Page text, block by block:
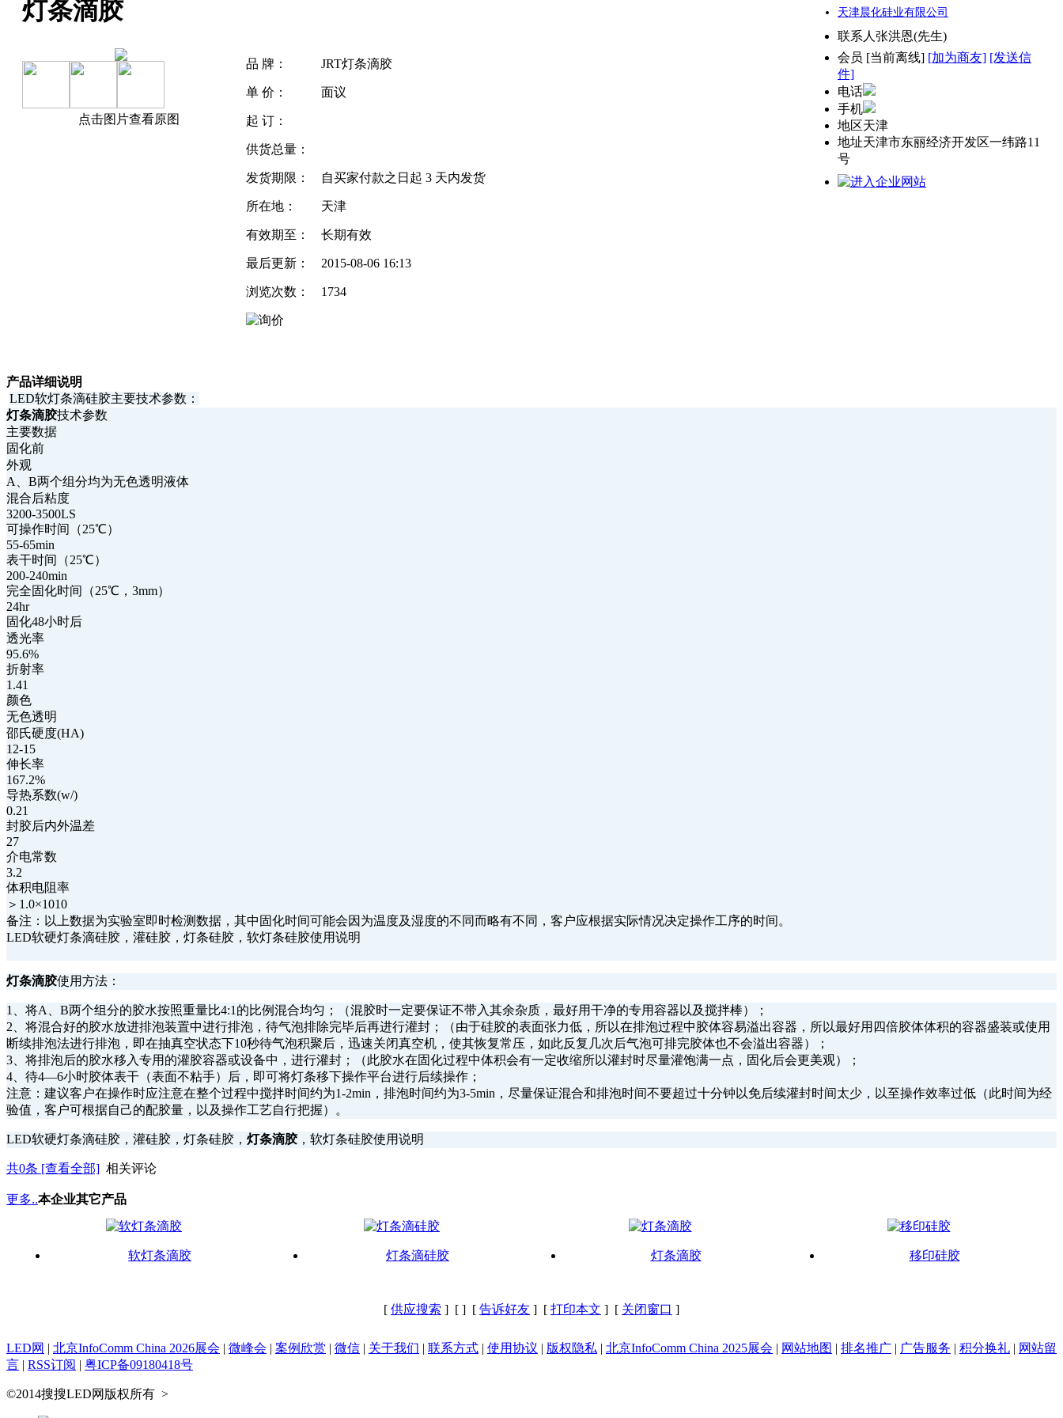
灯条滴胶
点击图片查看原图
品 牌： JRT灯条滴胶
单 价： 面议
起 订：
供货总量：
发货期限： 自买家付款之日起 3 天内发货
所在地： 天津
有效期至： 长期有效
最后更新： 2015-08-06 16:13
浏览次数： 1734
天津晨化硅业有限公司
联系人张洪恩(先生)
会员 [当前离线] [加为商友] [发送信
件]
电话
手机
地区天津
地址天津市东丽经济开发区一纬路11
号
产品详细说明
LED软灯条滴硅胶主要技术参数：
灯条滴胶技术参数
主要数据
固化前
外观
A、B两个组分均为无色透明液体
混合后粘度
3200-3500LS
可操作时间（25℃）
55-65min
表干时间（25℃）
200-240min
完全固化时间（25℃，3mm）
24hr
固化48小时后
透光率
95.6%
折射率
1.41
颜色
无色透明
邵氏硬度(HA)
12-15
伸长率
167.2%
导热系数(w/)
0.21
封胶后内外温差
27
介电常数
3.2
体积电阻率
＞1.0×1010
备注：以上数据为实验室即时检测数据，其中固化时间可能会因为温度及湿度的不同而略有不同，客户应根据实际情况决定操作工序的时间。
LED软硬灯条滴硅胶，灌硅胶，灯条硅胶，软灯条硅胶使用说明
灯条滴胶使用方法：
1、将A、B两个组分的胶水按照重量比4:1的比例混合均匀；（混胶时一定要保证不带入其余杂质，最好用干净的专用容器以及搅拌棒）；
2、将混合好的胶水放进排泡装置中进行排泡，待气泡排除完毕后再进行灌封；（由于硅胶的表面张力低，所以在排泡过程中胶体容易溢出容器，所以最好用四倍胶体体积的容器盛装或使用
断续排泡法进行排泡，即在抽真空状态下10秒待气泡积聚后，迅速关闭真空机，使其恢复常压，如此反复几次后气泡可排完胶体也不会溢出容器）；
3、将排泡后的胶水移入专用的灌胶容器或设备中，进行灌封；（此胶水在固化过程中体积会有一定收缩所以灌封时尽量灌饱满一点，固化后会更美观）；
4、待4—6小时胶体表干（表面不粘手）后，即可将灯条移下操作平台进行后续操作；
注意：建议客户在操作时应注意在整个过程中搅拌时间约为1-2min，排泡时间约为3-5min，尽量保证混合和排泡时间不要超过十分钟以免后续灌封时间太少，以至操作效率过低（此时间为经
验值，客户可根据自己的配胶量，以及操作工艺自行把握）。
LED软硬灯条滴硅胶，灌硅胶，灯条硅胶， 灯条滴胶 ，软灯条硅胶使用说明
共0条 [查看全部] 相关评论
更多..本企业其它产品
软灯条滴胶 灯条滴硅胶 灯条滴胶 移印硅胶
[ 供应搜索 ] [ ] [ 告诉好友 ] [ 打印本文 ] [ 关闭窗口 ]
LED网 北京InfoComm China 2026展会 微峰会 案例欣赏 微信 关于我们 联系方式 使用协议 版权隐私 北京InfoComm China 2025展会 网站地图 排名推广 广告服务 积分换礼
网站留
言
RSS订阅 粤ICP备09180418号
©2014搜搜LED网版权所有 >